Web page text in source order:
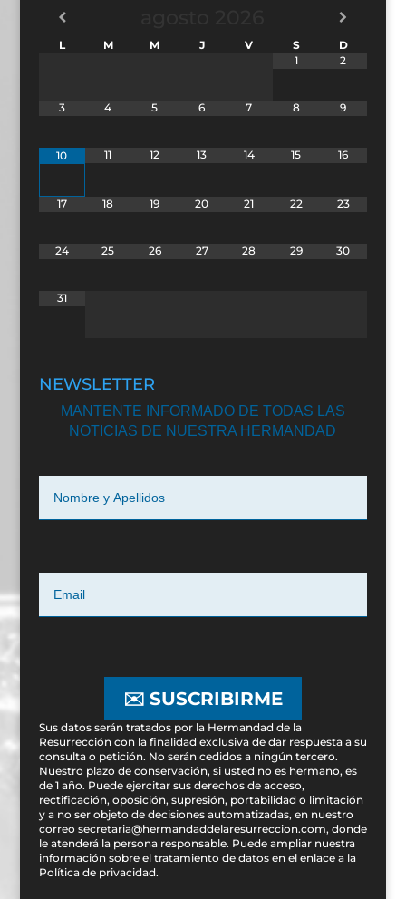
L M M J V S
D
1
2
3 4 5 6 7 8 9
10 11 12 13 14 15 16
17 18 19 20 21 22 23
24 25 26 27 28 29 30
31
NEWSLETTER
MANTENTE INFORMADO DE TODAS LAS
NOTICIAS DE NUESTRA HERMANDAD
✉️ SUSCRIBIRME
Sus datos serán tratados por la Hermandad de la
Resurrección con la finalidad exclusiva de dar respuesta a su
consulta o petición. No serán cedidos a ningún tercero.
Nuestro plazo de conservación, si usted no es hermano, es
de 1 año. Puede ejercitar sus derechos de acceso,
rectificación, oposición, supresión, portabilidad o limitación
y a no ser objeto de decisiones automatizadas, en nuestro
correo secretaria@hermandaddelaresurreccion.com, donde
le atenderá la persona responsable. Puede ampliar nuestra
información sobre el tratamiento de datos en el enlace a la
Política de privacidad.